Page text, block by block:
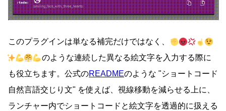
このプラグインは単なる補完だけではなく、
のような連続した異なる絵文字を入力する際に
も役立ちます。公式のREADMEのような
ショートコード
自然言語交じり文
を使えば、視線移動を減らせる上に、
ランチャー内でショートコードと絵文字を透過的に扱える